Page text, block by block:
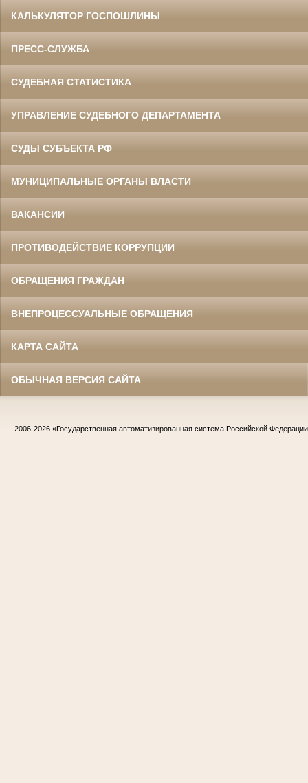
КАЛЬКУЛЯТОР ГОСПОШЛИНЫ
ПРЕСС-СЛУЖБА
СУДЕБНАЯ СТАТИСТИКА
УПРАВЛЕНИЕ СУДЕБНОГО ДЕПАРТАМЕНТА
СУДЫ СУБЪЕКТА РФ
МУНИЦИПАЛЬНЫЕ ОРГАНЫ ВЛАСТИ
ВАКАНСИИ
ПРОТИВОДЕЙСТВИЕ КОРРУПЦИИ
ОБРАЩЕНИЯ ГРАЖДАН
ВНЕПРОЦЕССУАЛЬНЫЕ ОБРАЩЕНИЯ
КАРТА САЙТА
ОБЫЧНАЯ ВЕРСИЯ САЙТА
2006-2026 «Государственная автоматизированная система Российской